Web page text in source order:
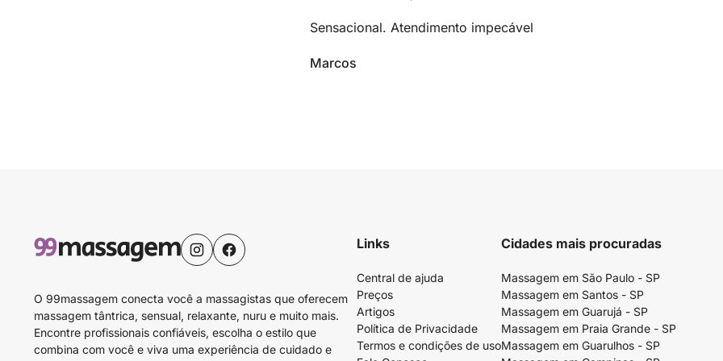
Sensacional. Atendimento impecável
Marcos
O 99massagem conecta você a massagistas que oferecem
massagem tântrica, sensual, relaxante, nuru e muito mais.
Encontre profissionais confiáveis, escolha o estilo que
combina com você e viva uma experiência de cuidado e
Links
Central de ajuda
Preços
Artigos
Política de Privacidade
Termos e condições de uso
Cidades mais procuradas
Massagem em São Paulo - SP
Massagem em Santos - SP
Massagem em Guarujá - SP
Massagem em Praia Grande - SP
Massagem em Guarulhos - SP